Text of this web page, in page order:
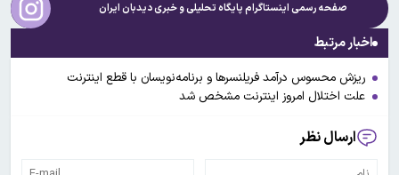
صفحه رسمی اینستاگرام پایگاه تحلیلی و خبریدیدبان ایران
اخبار مرتبط
ریزش محسوس درآمد فریلنسرها و برنامه‌نویسان با قطع اینترنت
علت اختلال امروز اینترنت مشخص شد
ارسال نظر